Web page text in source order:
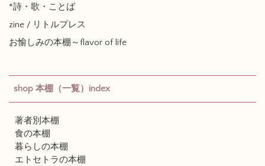
*詩・歌・ことば
zine / リトルプレス
お愉しみの本棚～flavor of life
shop 本棚（一覧）index
著者別本棚
食の本棚
暮らしの本棚
エトセトラの本棚